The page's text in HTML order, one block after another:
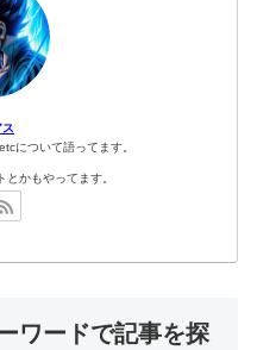
について語ってます。
かもやってます。
ワードで記事を探